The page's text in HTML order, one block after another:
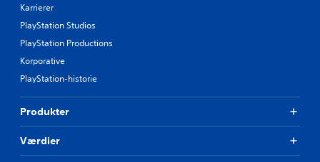
Karrierer
PlayStation Studios
PlayStation Productions
Korporative
PlayStation-historie
Produkter
Værdier